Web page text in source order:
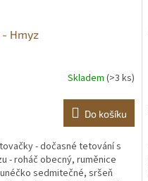
- Hmyz
Skladem (>3 ks)
Do košíku
- dočasné tetování s
- roháč obecný, ruměnice
sedmitečné, sršeň